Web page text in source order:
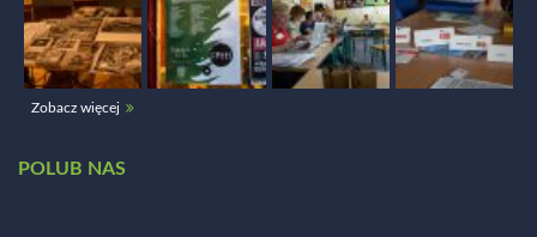
Zobacz więcej
POLUB NAS